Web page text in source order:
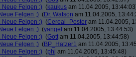
Neue Felgen ;) (kaukus am 11.04.2005,
Felgen ;) (Dr. Watson am 11.04.2005,
Neue Felgen ;) (Cereal_Poster am 11.04.2005,
Felgen ;) (yangel am 11.04.2005, 13:44:53)
Neue Felgen ;) (Gott am 11.04.2005, 13:44:58)
Felgen ;) (BP_Hatzer1 am 11.04.2005,
Neue Felgen ;) (phj am 11.04.2005, 13:45:48)